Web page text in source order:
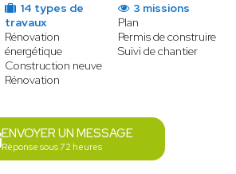
14 types de
travaux
Rénovation
énergétique
Construction neuve
Rénovation
3 missions
Plan
Permis de construire
Suivi de chantier
ENVOYER UN MESSAGE
Réponse sous 72 heures